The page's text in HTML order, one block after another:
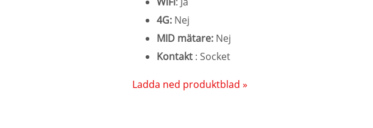
4G: Nej
MID mätare: Nej
Kontakt : Socket
Ladda ned produktblad »